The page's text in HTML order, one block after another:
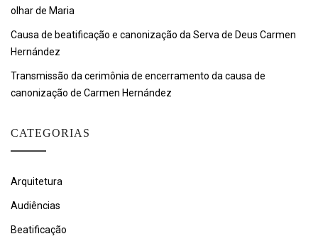
olhar de Maria
Causa de beatificação e canonização da Serva de Deus Carmen
Hernández
Transmissão da cerimônia de encerramento da causa de
canonização de Carmen Hernández
CATEGORIAS
Arquitetura
Audiências
Beatificação